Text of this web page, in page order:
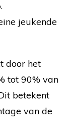
jeukende
door het
tot 90% van
betekent
van de